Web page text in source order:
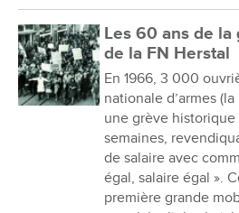
Les 60 ans de
de la FN Herstal
En 1966, 3 000
nationale d’armes
une grève
semaines,
de salaire avec
égal, salaire égal ».
première grande